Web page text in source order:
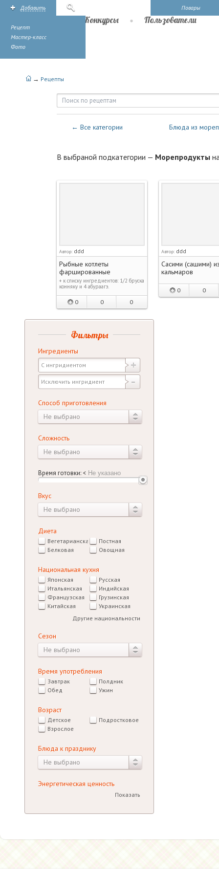
Повары
Добавить
Рецепт
Мастер-класс
Фото
Конкурсы Пользователи
→ Рецепты
Рецепты — Блюда из Рыбы —
← Все категории Блюда из
В выбраной подкатегории — Морепродукты
Автор: ddd
Рыбные котлеты
фаршированные
+ к списку ингредиентов: 1/2 бруска
конняку и 4 абураагэ.
0 0 0
Автор: ddd
Сасими (сашими)
кальмаров
0 0
Фильтры
Ингредиенты
Способ приготовления
Не выбрано
Сложность
Не выбрано
Время готовки: <
Вкус
Не выбрано
Диета
Вегетарианская
Постная
Белковая
Овощная
Национальная кухня
Японская
Русская
Итальянская
Индийская
Французская
Грузинская
Китайская
Украинская
Другие национальности
Сезон
Не выбрано
Время употребления
Завтрак
Полдник
Обед
Ужин
Возраст
Детское
Подростковое
Взрослое
Блюда к празднику
Не выбрано
Энергетическая ценность
Показать